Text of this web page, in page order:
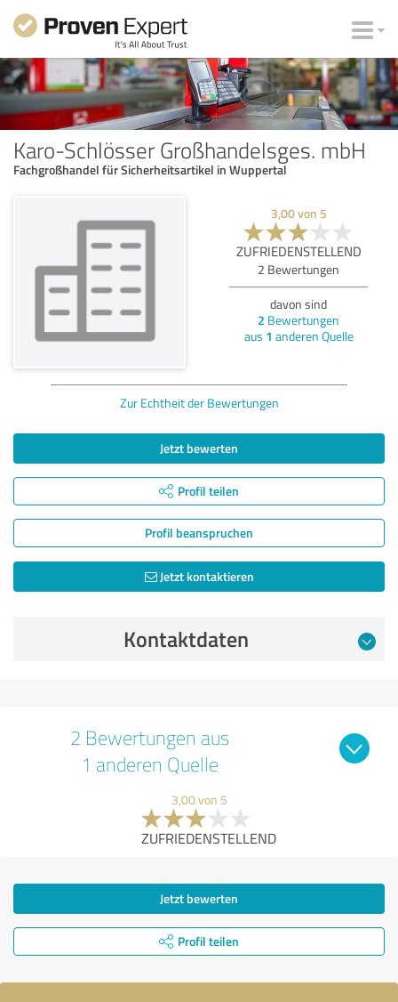
Karo-Schlösser Großhandelsges. mbH
Fachgroßhandel für Sicherheitsartikel in Wuppertal
3,00von 5
ZUFRIEDENSTELLEND
2 Bewertungen
davon sind
2 Bewertungen
aus 1 anderen Quelle
Zur Echtheit der Bewertungen
Jetzt bewerten
Profil teilen
Profil beanspruchen
Jetzt kontaktieren
Kontaktdaten
2 Bewertungen aus
1 anderen Quelle
3,00 von 5
ZUFRIEDENSTELLEND
Jetzt bewerten
Profil teilen